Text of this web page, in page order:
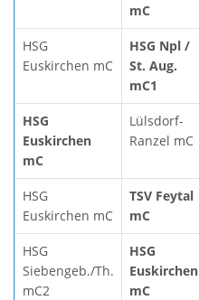
mC
HSG
Euskirchen mC
HSG Npl /
St. Aug.
mC1
HSG
Euskirchen
mC
Lülsdorf-
Ranzel mC
HSG
Euskirchen mC
TSV Feytal
mC
HSG
Siebengeb./Th.
mC2
HSG
Euskirchen
mC